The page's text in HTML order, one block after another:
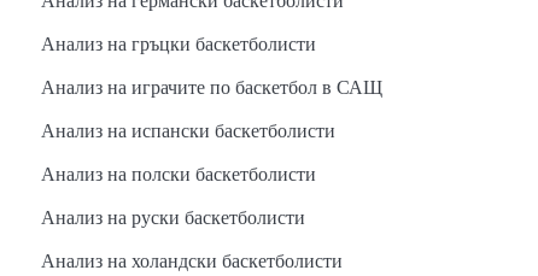
Анализ на гръцки баскетболисти
Анализ на играчите по баскетбол в САЩ
Анализ на испански баскетболисти
Анализ на полски баскетболисти
Анализ на руски баскетболисти
Анализ на холандски баскетболисти